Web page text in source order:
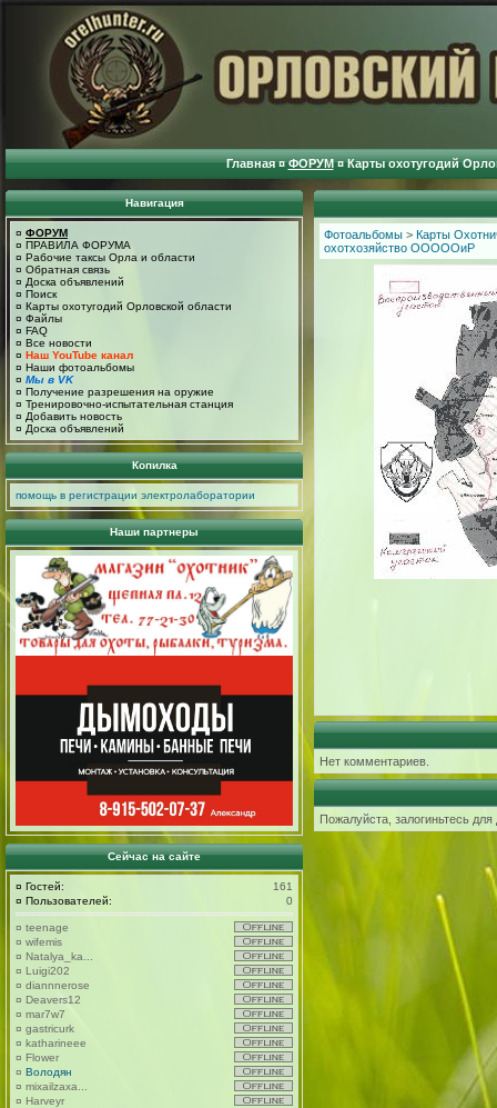
Главная ¤ ФОРУМ ¤ Карты охотугодий
Навигация
¤ ФОРУМ
¤ ПРАВИЛА ФОРУМА
¤ Рабочие таксы Орла и области
¤ Обратная связь
¤ Доска объявлений
¤ Поиск
¤ Карты охотугодий Орловской области
¤ Файлы
¤ FAQ
¤ Все новости
¤ Наш YouTube канал
¤ Наши фотоальбомы
¤ Мы в VK
¤ Получение разрешения на оружие
¤ Тренировочно-испытательная станция
¤ Добавить новость
¤ Доска объявлений
Копилка
помощь в регистрации электролаборатории
Наши партнеры
Сейчас на сайте
¤ Гостей:
161
¤ Пользователей: 0
¤ teenage
¤ wifemis
¤ Natalya_ka...
¤ Luigi202
¤ diannnerose
¤ Deavers12
¤ mar7w7
¤ gastricurk
¤ katharineee
¤ Flower
¤ Володян
¤ mixailzaxa...
¤ Harveyr
Фотоальбомы > Карты
охотхозяйство ОООООиР
Нет комментариев.
Пожалуйста, залогиньтесь